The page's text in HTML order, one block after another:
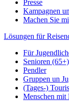
Presse
Kampagnen
Machen Sie
Lösungen für
Für
Senioren (65+)
Pendler
Gruppen un
(Tages-)
Menschen mit